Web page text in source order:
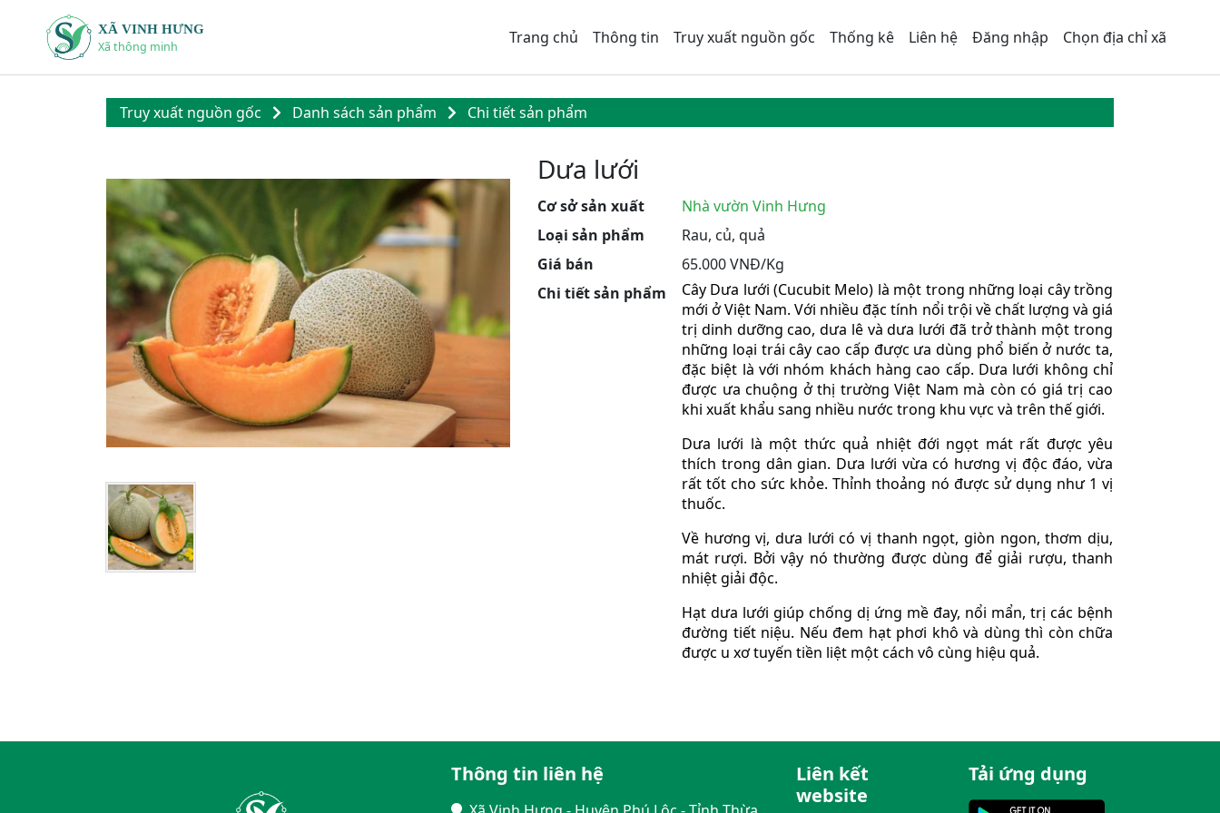
XÃ VINH HƯNG
Xã thông minh
Trang chủ Thông tin Truy xuất nguồn gốc Thống kê Liên hệ Đăng nhập Chọn địa chỉ xã
Truy xuất nguồn gốc Danh sách sản phẩm Chi tiết sản phẩm
Dưa lưới
Cơ sở sản xuất
Nhà vườn Vinh Hưng
Loại sản phẩm
Rau, củ, quả
Giá bán
65.000 VNĐ/Kg
Chi tiết sản phẩm
Cây Dưa lưới (Cucubit Melo) là một trong những loại cây trồng
mới ở Việt Nam. Với nhiều đặc tính nổi trội về chất lượng và giá
trị dinh dưỡng cao, dưa lê và dưa lưới đã trở thành một trong
những loại trái cây cao cấp được ưa dùng phổ biến ở nước ta,
đặc biệt là với nhóm khách hàng cao cấp. Dưa lưới không chỉ
được ưa chuộng ở thị trường Việt Nam mà còn có giá trị cao
khi xuất khẩu sang nhiều nước trong khu vực và trên thế giới.
Dưa lưới là một thức quả nhiệt đới ngọt mát rất được yêu
thích trong dân gian. Dưa lưới vừa có hương vị độc đáo, vừa
rất tốt cho sức khỏe. Thỉnh thoảng nó được sử dụng như 1 vị
thuốc.
Về hương vị, dưa lưới có vị thanh ngọt, giòn ngon, thơm dịu,
mát rượi. Bởi vậy nó thường được dùng để giải rượu, thanh
nhiệt giải độc.
Hạt dưa lưới giúp chống dị ứng mề đay, nổi mẩn, trị các bệnh
đường tiết niệu. Nếu đem hạt phơi khô và dùng thì còn chữa
được u xơ tuyến tiền liệt một cách vô cùng hiệu quả.
Thông tin liên hệ
Liên kết
website
Tải ứng dụng